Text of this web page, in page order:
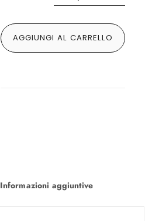
AGGIUNGI AL CARRELLO
Informazioni aggiuntive